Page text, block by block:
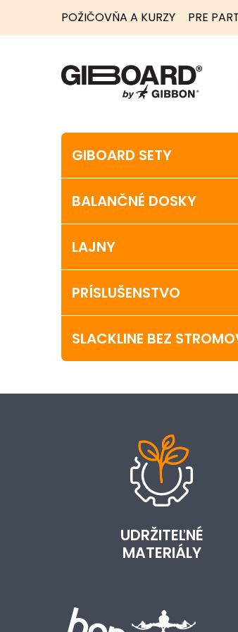
POŽIČOVŇA A KURZY PRE
GIBOARD SETY
BALANČNÉ DOSKY
LAJNY
PRÍSLUŠENSTVO
SLACKLINE BEZ
UDRŽITEĽNÉ
MATERIÁLY